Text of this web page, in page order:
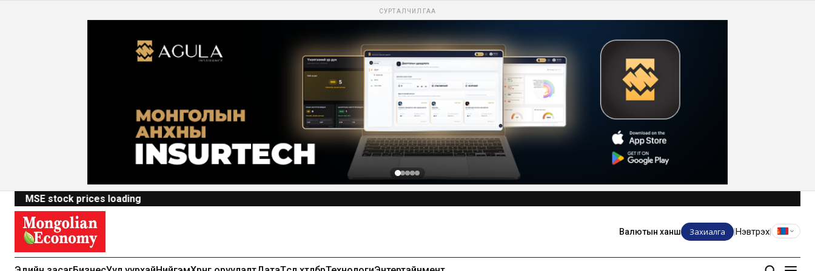
СУРТАЛЧИЛГАА
MSE stock prices loading
Валютын ханш Захиалга Нэвтрэх